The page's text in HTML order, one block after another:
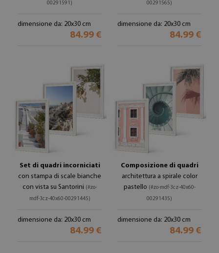
00291591)
dimensione da: 20x30 cm
84.99 €
00291565)
dimensione da: 20x30 cm
84.99 €
Set di quadri incorniciati
con stampa di scale bianche
con vista su Santorini (#zo-
mdf-3cz-40x60-00291445)
dimensione da: 20x30 cm
84.99 €
Composizione di quadri
architettura a spirale color
pastello (#zo-mdf-3cz-40x60-
00291435)
dimensione da: 20x30 cm
84.99 €